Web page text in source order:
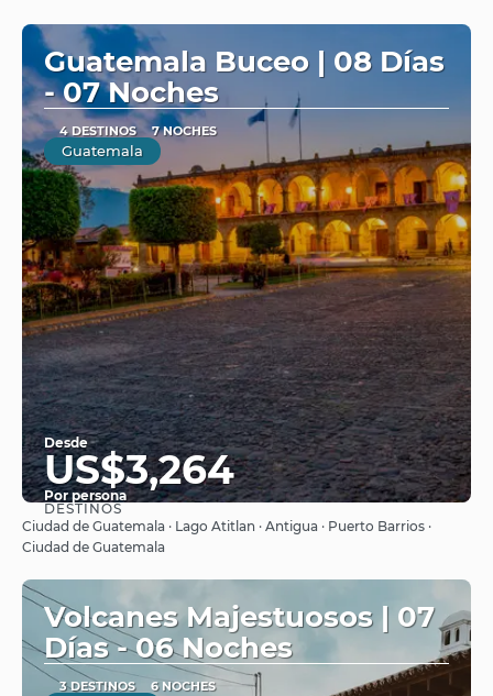
Guatemala Buceo | 08 Días
- 07 Noches
4 DESTINOS 7 NOCHES
Guatemala
Desde
US$3,264
Por persona
Ver
DESTINOS
Ciudad de Guatemala · Lago Atitlan · Antigua · Puerto Barrios ·
Ciudad de Guatemala
Volcanes Majestuosos | 07
Días - 06 Noches
3 DESTINOS 6 NOCHES